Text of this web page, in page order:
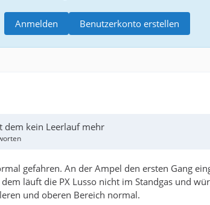
Benutzerkonto erstellen
Anmelden
dem kein Leerlauf mehr
gefahren. An der Ampel den ersten Gang
dem läuft die PX Lusso nicht im Standgas und
und oberen Bereich normal.